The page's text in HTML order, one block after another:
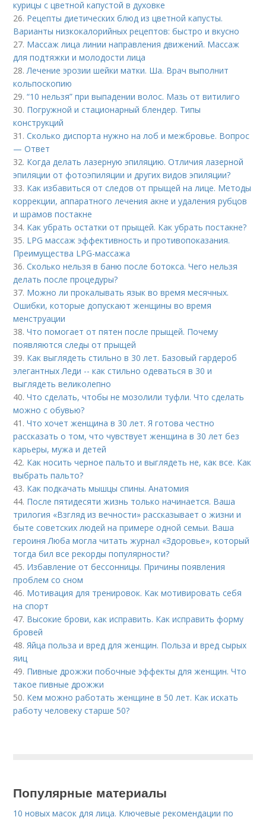
курицы с цветной капустой в духовке
26. Рецепты диетических блюд из цветной капусты.
Варианты низкокалорийных рецептов: быстро и вкусно
27. Массаж лица линии направления движений. Массаж
для подтяжки и молодости лица
28.Лечение эрозии шейки матки. Ша. Врач выполнит
кольпоскопию
29.“10 нельзя” при выпадении волос. Мазь от витилиго
30. Погружной и стационарный блендер. Типы
конструкций
31.Сколько диспорта нужно на лоб и межбровье. Вопрос
— Ответ
32. Когда делать лазерную эпиляцию. Отличия лазерной
эпиляции от фотоэпиляции и других видов эпиляции?
33. Как избавиться от следов от прыщей на лице. Методы
коррекции, аппаратного лечения акне и удаления рубцов
и шрамов постакне
34. Как убрать остатки от прыщей. Как убрать постакне?
35. LPG массаж эффективность и противопоказания.
Преимущества LPG-массажа
36.Сколько нельзя в баню после ботокса. Чего нельзя
делать после процедуры?
37. Можно ли прокалывать язык во время месячных.
Ошибки, которые допускают женщины во время
менструации
38.Что помогает от пятен после прыщей. Почему
появляются следы от прыщей
39. Как выглядеть стильно в 30 лет. Базовый гардероб
элегантных Леди -- как стильно одеваться в 30 и
выглядеть великолепно
40.Что сделать, чтобы не мозолили туфли. Что сделать
можно с обувью?
41.Что хочет женщина в 30 лет. Я готова честно
рассказать о том, что чувствует женщина в 30 лет без
карьеры, мужа и детей
42. Как носить черное пальто и выглядеть не, как все. Как
выбрать пальто?
43. Как подкачать мышцы спины. Анатомия
44. После пятидесяти жизнь только начинается. Ваша
трилогия «Взгляд из вечности» рассказывает о жизни и
быте советских людей на примере одной семьи. Ваша
героиня Люба могла читать журнал «Здоровье», который
тогда бил все рекорды популярности?
45. Избавление от бессонницы. Причины появления
проблем со сном
46. Мотивация для тренировок. Как мотивировать себя
на спорт
47. Высокие брови, как исправить. Как исправить форму
бровей
48.Яйца польза и вред для женщин. Польза и вред сырых
яиц
49. Пивные дрожжи побочные эффекты для женщин. Что
такое пивные дрожжи
50. Кем можно работать женщине в 50 лет. Как искать
работу человеку старше 50?
Популярные материалы
10 новых масок для лица. Ключевые рекомендации по